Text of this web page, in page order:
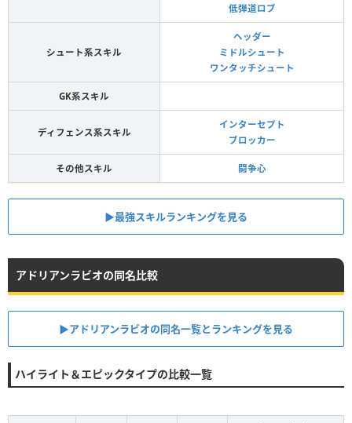
低弾道ロブ
シュート系スキル
ヘッダー
ミドルシュート
ワンタッチシュート
GK系スキル
ディフェンス系スキル
インターセプト
ブロッカー
その他スキル 闘争心
▶︎最強スキルランキングを見る
アドリアンラビオの同名比較
▶︎アドリアンラビオの同名一覧とランキングを見る
ハイライト＆エピックタイプの比較一覧